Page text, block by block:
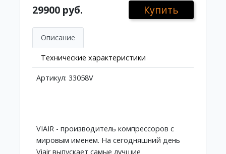
29900 руб. Купить
Описание
Технические характеристики
Артикул: 33058V
VIAIR - производитель компрессоров с
мировым именем. На сегодняшний день
Viair выпускает самые лучшие